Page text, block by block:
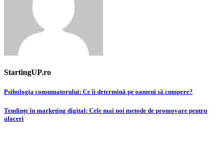
StartingUP.ro
Post
navigation
Psihologia consumatorului: Ce îi determină pe oameni să cumpere?
Tendințe în marketing digital: Cele mai noi metode de promovare pentru
afaceri